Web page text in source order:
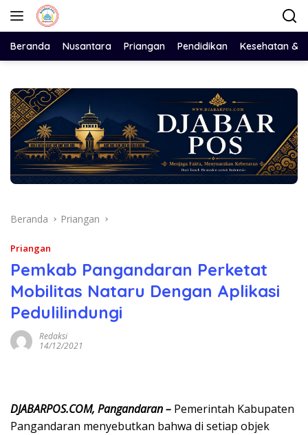
Langsung
Beranda Nusantara Priangan Pendidikan Kesehatan &
Beranda Priangan
Priangan
Pemkab Pangandaran Perketat
Mobilitas Nataru Dengan Aplikasi
Pedulilindungi
Redaksi
14/12/2021
DJABARPOS.COM, Pangandaran – Pemerintah Kabupaten
Pangandaran menyebutkan bahwa di setiap objek